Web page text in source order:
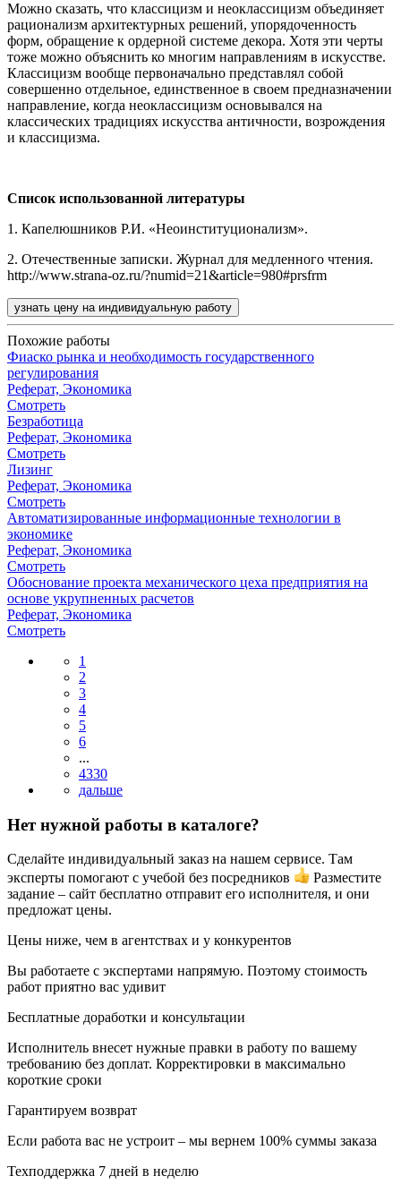
Можно сказать, что классицизм и неоклассицизм объединяет
рационализм архитектурных решений, упорядоченность
форм, обращение к ордерной системе декора. Хотя эти черты
тоже можно объяснить ко многим направлениям в искусстве.
Классицизм вообще первоначально представлял собой
совершенно отдельное, единственное в своем предназначении
направление, когда неоклассицизм основывался на
классических традициях искусства античности, возрождения
и классицизма.
Список использованной литературы
1. Капелюшников Р.И. «Неоинституционализм».
2. Отечественные записки. Журнал для медленного чтения.
http://www.strana-oz.ru/?numid=21&article=980#prsfrm
узнать цену на индивидуальную работу
Похожие работы
Фиаско рынка и необходимость государственного
регулирования
Реферат, Экономика
Смотреть
Безработица
Реферат, Экономика
Смотреть
Лизинг
Реферат, Экономика
Смотреть
Автоматизированные информационные технологии в
экономике
Реферат, Экономика
Смотреть
Обоснование проекта механического цеха предприятия на
основе укрупненных расчетов
Реферат, Экономика
Смотреть
1
2
3
4
5
6
...
4330
Нет нужной работы в каталоге?
Сделайте индивидуальный заказ на нашем сервисе. Там
эксперты помогают с учебой без посредников
Разместите
задание – сайт бесплатно отправит его исполнителя, и они
предложат цены.
Цены ниже, чем в агентствах и у конкурентов
Вы работаете с экспертами напрямую. Поэтому стоимость
работ приятно вас удивит
Бесплатные доработки и консультации
Исполнитель внесет нужные правки в работу по вашему
требованию без доплат. Корректировки в максимально
короткие сроки
Гарантируем возврат
Если работа вас не устроит – мы вернем 100% суммы заказа
Техподдержка 7 дней в неделю